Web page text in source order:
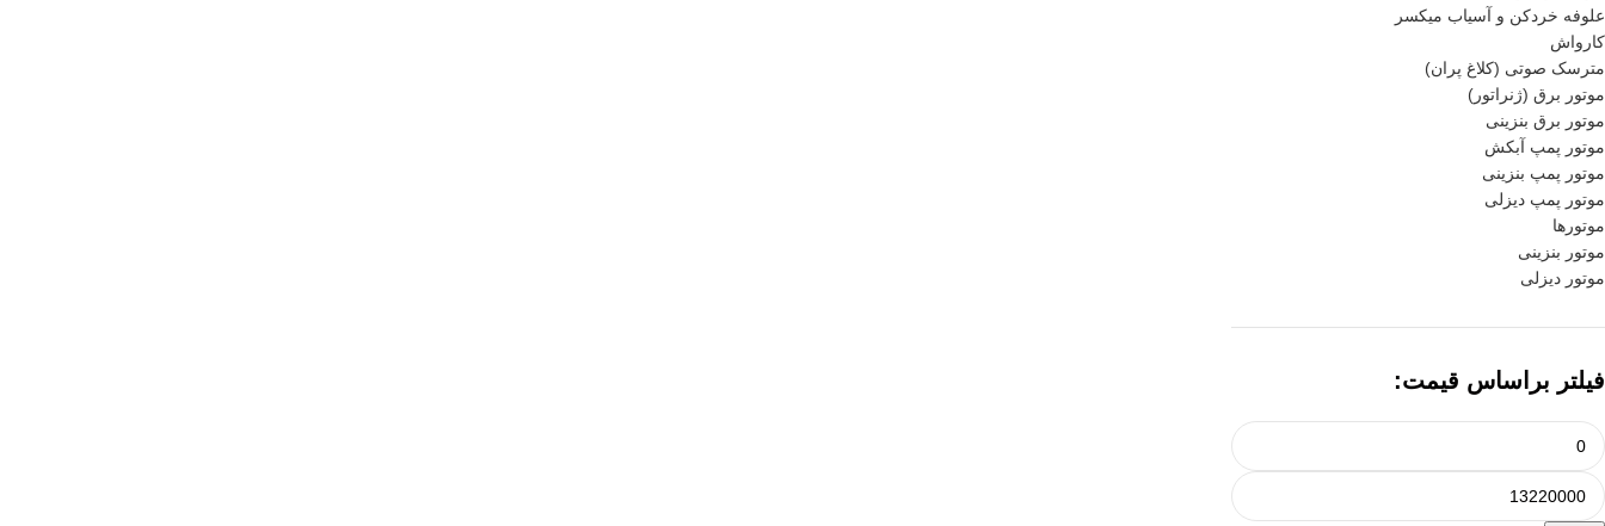
علوفه خردکن و آسیاب میکسر
کارواش
مترسک صوتی (کلاغ پران)
موتور برق (ژنراتور)
موتور برق بنزینی
موتور پمپ آبکش
موتور پمپ بنزینی
موتور پمپ دیزلی
موتورها
موتور بنزینی
موتور دیزلی
فیلتر براساس قیمت: